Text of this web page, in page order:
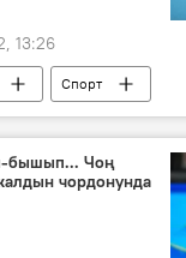
13:26
Спорт
Россия
бышып... Чоң
чордонунда